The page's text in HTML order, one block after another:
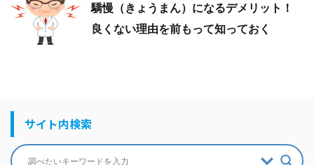
驕慢（きょうまん）になるデメリット！
良くない理由を前もって知っておく
サイト内検索